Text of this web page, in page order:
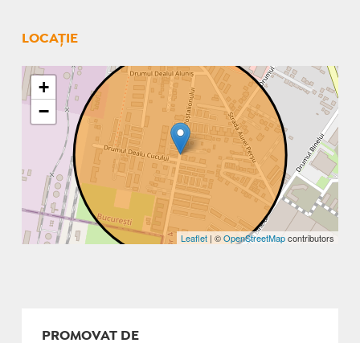
LOCAȚIE
+
−
Leaflet | ©OpenStreetMapcontributors
PROMOVAT DE